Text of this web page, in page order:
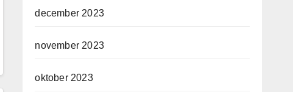
december 2023
november 2023
oktober 2023